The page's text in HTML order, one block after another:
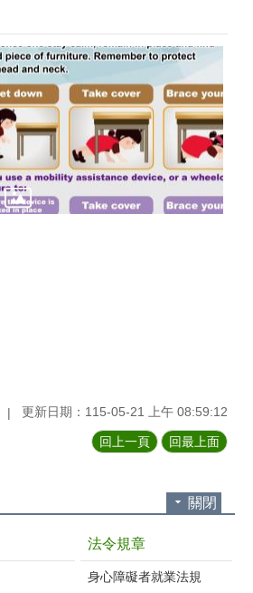
更新日期：115-05-21 上午 08:59:12
回上一頁 回最上面
關閉
法令規章
身心障礙者就業法規